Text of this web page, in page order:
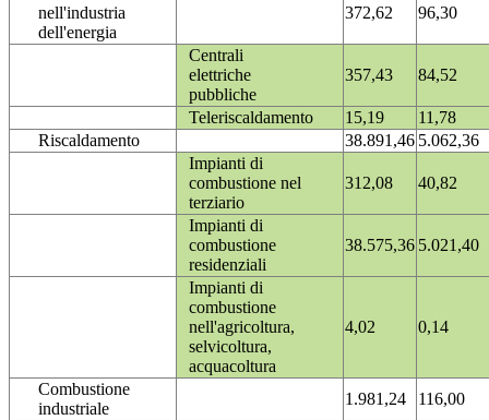
nell'industria
dell'energia
372,62 96,30
Centrali
elettriche
pubbliche
357,43 84,52
Teleriscaldamento 15,19
11,78
Riscaldamento
38.891,46 5.062,36
Impianti di
combustione nel
terziario
312,08 40,82
Impianti di
combustione
residenziali
38.575,36 5.021,40
Impianti di
combustione
nell'agricoltura,
selvicoltura,
acquacoltura
4,02 0,14
Combustione
industriale
1.981,24
116,00